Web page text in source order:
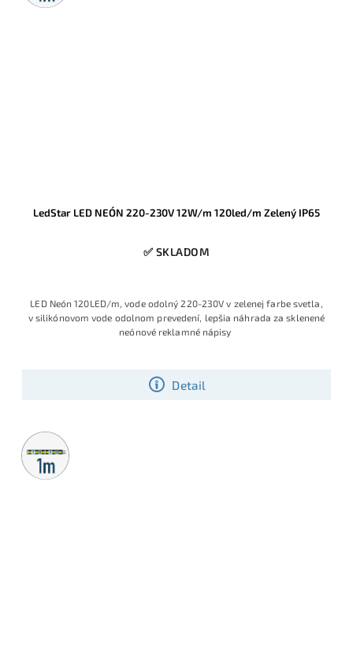
LedStar LED NEÓN 220-230V 12W/m 120led/m Zelený IP65
✅ SKLADOM
Detail
LED Neón 120LED/m, vode odolný 220-230V v zelenej farbe svetla,
v silikónovom vode odolnom prevedení, lepšia náhrada za sklenené
neónové reklamné nápisy
Metrážny
predaj